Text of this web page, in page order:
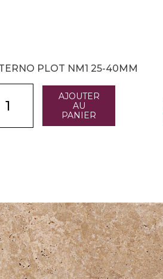
PLOT NM1 25-40MM
AJOUTER
AU
PANIER